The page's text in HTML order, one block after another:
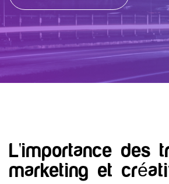
L'importance des
marketing et